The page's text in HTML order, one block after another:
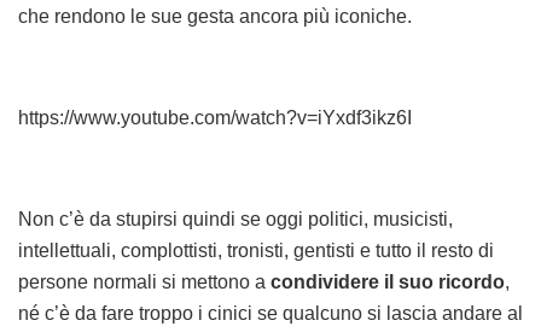
che rendono le sue gesta ancora più iconiche.
https://www.youtube.com/watch?v=iYxdf3ikz6I
Non c’è da stupirsi quindi se oggi politici, musicisti,
intellettuali, complottisti, tronisti, gentisti e tutto il resto di
persone normali si mettono a condividere il suo ricordo,
né c’è da fare troppo i cinici se qualcuno si lascia andare al